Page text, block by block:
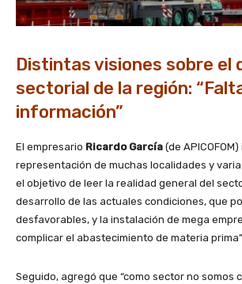
Distintas visiones sobre el
sectorial de la región:
información”
El empresario Ricardo García (de
representación de muchas localidades y
el objetivo de leer la realidad general del
desarrollo de las actuales condiciones, que
desfavorables, y la instalación de mega
complicar el abastecimiento de materia
Seguido, agregó que “como sector no somos